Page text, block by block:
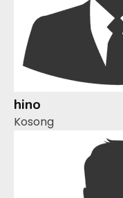
hino
Kosong